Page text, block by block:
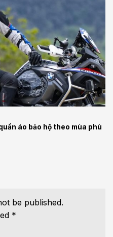
áo bảo hộ theo mùa phù
be published.
*